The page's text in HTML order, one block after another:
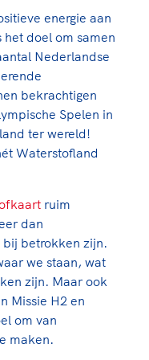
energie aan
doel om samen
Nederlandse
bekrachtigen
Spelen in
ter wereld!
Waterstofland
ruim
dan
betrokken zijn.
we staan, wat
zijn. Maar ook
Missie H2 en
om van
maken.